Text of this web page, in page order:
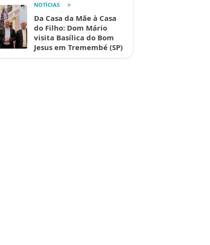
NOTÍCIAS
Da Casa da Mãe à Casa
do Filho: Dom Mário
visita Basílica do Bom
Jesus em Tremembé (SP)